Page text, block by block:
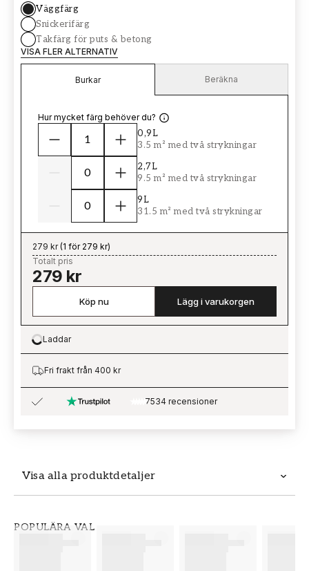
Visa alla produktdetaljer
POPULÄRA VAL
Väggfärg
Snickerifärg
Takfärg för puts & betong
VISA FLER ALTERNATIV
Burkar Beräkna
Hur mycket färg behöver du?
0,9L
3.5 m² med två strykningar
2,7L
9.5 m² med två strykningar
9L
31.5 m² med två strykningar
279 kr(1 för 279 kr)
Totalt pris
279 kr
Köp nu Lägg i varukorgen
Loading…
Laddar
Fri frakt från 400 kr
7534 recensioner